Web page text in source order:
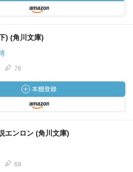
) (角川文庫)
76
エンロン (角川文庫)
68